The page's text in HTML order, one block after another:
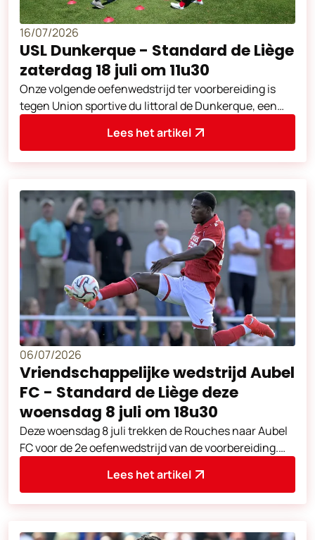
16/07/2026
USL Dunkerque - Standard de Liège
zaterdag 18 juli om 11u30
Onze volgende oefenwedstrijd ter voorbereiding is
tegen Union sportive du littoral de Dunkerque, een
Lees het artikel
06/07/2026
Vriendschappelijke wedstrijd Aubel
FC - Standard de Liège deze
woensdag 8 juli om 18u30
Deze woensdag 8 juli trekken de Rouches naar Aubel
FC voor de 2e oefenwedstrijd van de voorbereiding.
Lees het artikel